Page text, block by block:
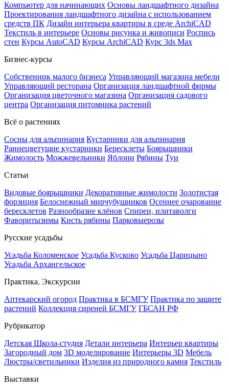
Компьютер для начинающих Основы ландшафтного дизайна
Проектирования ландшафтного дизайна с использованием
средств ПК Дизайн интерьера квартиры в среде ArchiCAD
Текстиль в интерьере Основы рисунка и живописи Роспись
стен Курсы AutoCAD Курсы ArchiCAD Курс 3ds Max
Бизнес-курсы
Собственник малого бизнеса Управляющий магазина мебели
Управляющий ресторана Организация ландшафтной фирмы
Организация цветочного магазина Организация садового
центра Организация питомника растений
Всё о растениях
Сосны для альпинария Кустарники для альпинария
Раннецветущие кустарники Бересклеты Боярышники
Жимолость Можжевельники Яблони Рябины Туи
Статьи
Видовые боярышники Декоративные жимолости Золотистая
форзиция Белоснежный мирчубушников Осеннее очарование
бересклетов Разнообразие клёнов Спиреи, илитаволги
Фаворитызимы Кисть рябины Парковыерозы
Русские усадьбы
Усадьба Коломенское Усадьба Кусково Усадьба Царицыно
Усадьба Архангельское
Практика. Экскурсии
Аптекарский огород Практика в БСМГУ Практика по защите
растений Коллекция сиреней БСМГУ ГБСАН РФ
Рубрикатор
Детская Школа-студия Детали интерьера Интерьер квартиры
Загородный дом 3D моделирование Интерьеры 3D Мебель
Люстры/светильники Изделия из природного камня Текстиль
Выставки